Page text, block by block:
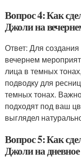
Вопрос 4: Как
Джоли на
Ответ: Для
вечернем
лица в темных
подводку для
темных тонах.
подходят под ваш
выглядел
Вопрос 5: Как
Джоли на